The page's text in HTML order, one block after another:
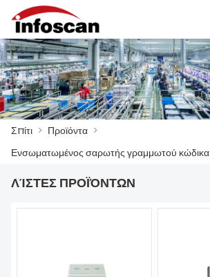
ΣΠΊΤΙ
ΠΡΟΪΌΝΤΑ
العربية 中文 Deutsch
Σπίτι > Προϊόντα >
Ενσωματωμένος σαρωτής γραμμωτού κώδικα
ΛΊΣΤΕΣ ΠΡΟΪΌΝΤΩΝ